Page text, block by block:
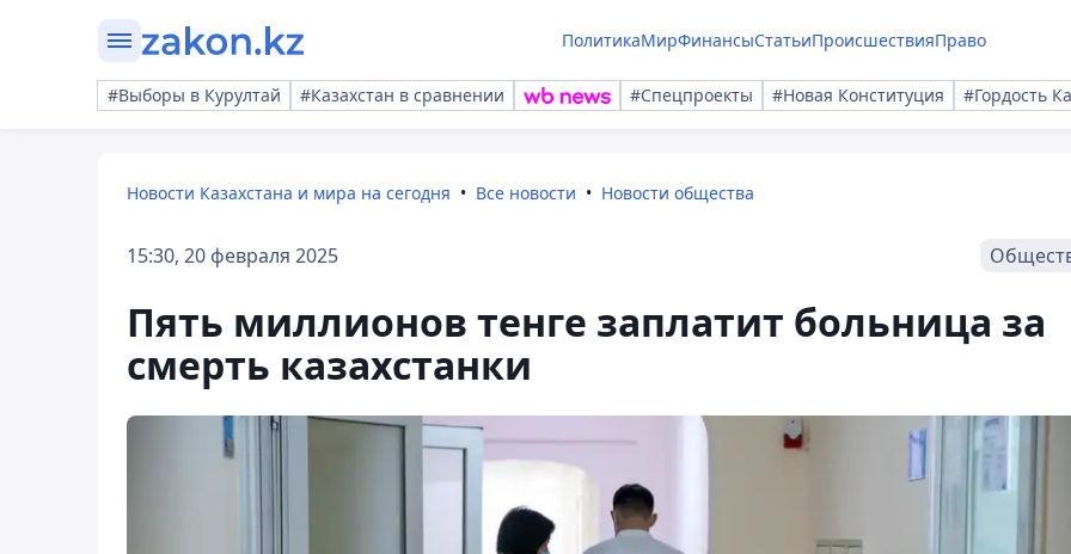
ПолитикаМирФинансыСтатьиПроисшествияПраво
#Выборы в Курултай #Казахстан в сравнении #Спецпроекты #Новая Конституция #Гордость
Новости Казахстана и мира на сегодня Все новости Новости общества
15:30, 20 февраля 2025
Пять миллионов тенге заплатит больница за
смерть казахстанки